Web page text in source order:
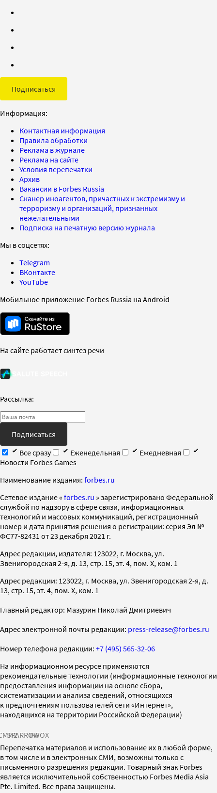
Подписаться
Информация:
Контактная информация
Правила обработки
Реклама в журнале
Реклама на сайте
Условия перепечатки
Архив
Вакансии в Forbes Russia
Сканер иноагентов, причастных к экстремизму и
терроризму и организаций, признанных
нежелательными
Подписка на печатную версию журнала
Мы в соцсетях:
Telegram
ВКонтакте
YouTube
Мобильное приложение Forbes Russia на Android
На сайте работает синтез речи
Рассылка:
Подписаться
Все сразу
Еженедельная
Ежедневная
Новости Forbes Games
Наименование издания: forbes.ru
Cетевое издание « forbes.ru » зарегистрировано Федеральной
службой по надзору в сфере связи, информационных
технологий и массовых коммуникаций, регистрационный
номер и дата принятия решения о регистрации: серия Эл №
ФС77-82431 от 23 декабря 2021 г.
Адрес редакции, издателя: 123022, г. Москва, ул.
Звенигородская 2-я, д. 13, стр. 15, эт. 4, пом. X, ком. 1
Адрес редакции: 123022, г. Москва, ул. Звенигородская 2-я, д.
13, стр. 15, эт. 4, пом. X, ком. 1
Главный редактор: Мазурин Николай Дмитриевич
Адрес электронной почты редакции: press-release@forbes.ru
Номер телефона редакции: +7 (495) 565-32-06
На информационном ресурсе применяются
рекомендательные технологии (информационные технологии
предоставления информации на основе сбора,
систематизации и анализа сведений, относящихся
к предпочтениям пользователей сети «Интернет»,
находящихся на территории Российской Федерации)
SPARROWINFOX
Перепечатка материалов и использование их в любой форме,
в том числе и в электронных СМИ, возможны только с
письменного разрешения редакции. Товарный знак Forbes
является исключительной собственностью Forbes Media Asia
Pte. Limited. Все права защищены.